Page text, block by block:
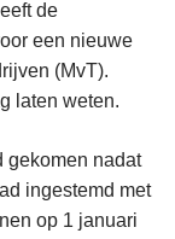
de
een nieuwe
(MvT).
laten weten.
gekomen nadat
ingestemd met
op 1 januari